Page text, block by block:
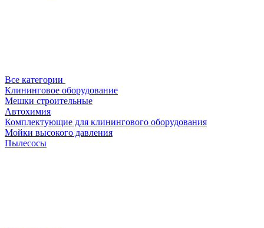
Все категории
Клининговое оборудование
Мешки строительные
Автохимия
Комплектующие для клинингового оборудования
Мойки высокого давления
Пылесосы